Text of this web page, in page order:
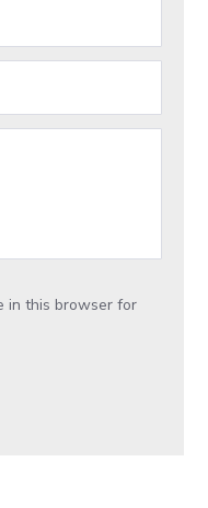
in this browser for